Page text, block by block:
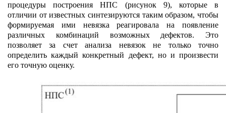
процедуры построения НПС (рисунок 9), которые в
отличии от известных синтезируются таким образом, чтобы
формируемая ими невязка реагировала на появление
различных комбинаций возможных дефектов. Это
позволяет за счет анализа невязок не только точно
определить каждый конкретный дефект, но и произвести
его точную оценку.